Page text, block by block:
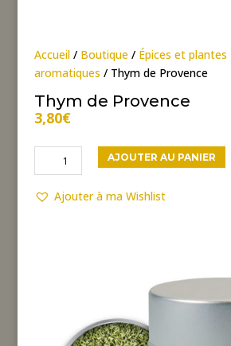
Accueil/ Boutique/ Épices et plantes
aromatiques / Thym de Provence
Thym de Provence
3,80€
quantité
de
Thym
AJOUTER AU PANIER
Ajouter à ma Wishlist